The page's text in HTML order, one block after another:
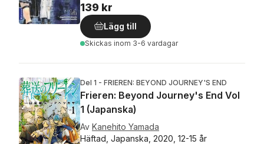
139 kr
Lägg till
Skickas inom 3-6 vardagar
Del 1 - FRIEREN: BEYOND JOURNEY'S END
Frieren: Beyond Journey's End Vol
1 (Japanska)
Av Kanehito Yamada
Häftad, Japanska, 2020, 12-15 år